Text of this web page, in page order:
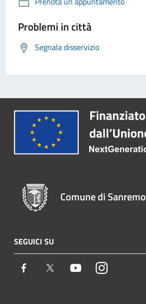
Problemi in città
Segnala disservizio
Comune di Sanremo
SEGUICI SU
Facebook Twitter YoutubeInstagram